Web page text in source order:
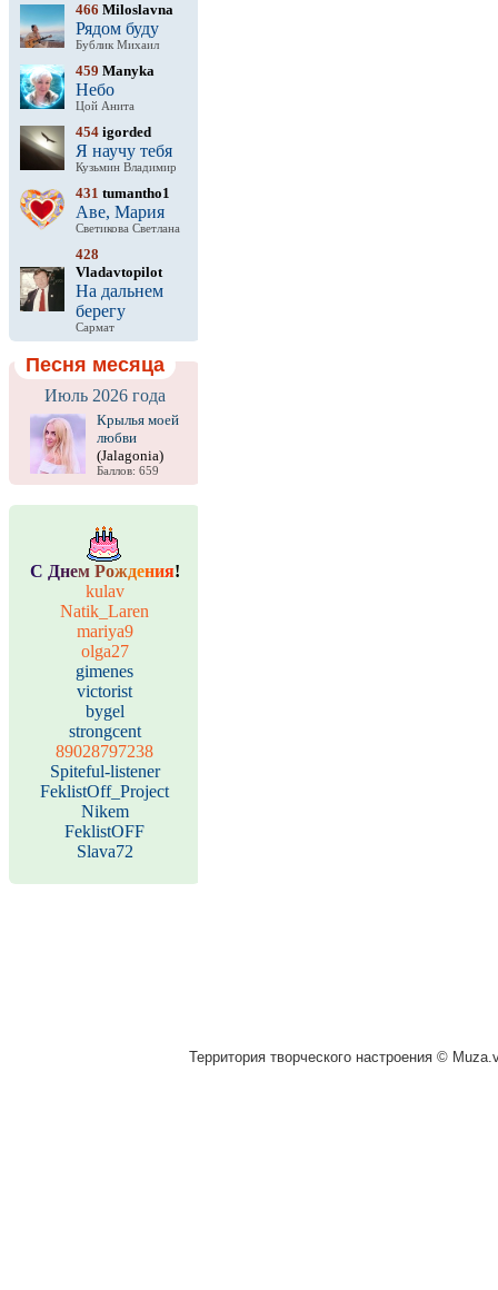
466 Miloslavna
Рядом буду
Бублик Михаил
459 Manyka
Небо
Цой Анита
454 igorded
Я научу тебя
Кузьмин Владимир
431 tumantho1
Аве, Мария
Светикова Светлана
428
Vladavtopilot
На дальнем
берегу
Сармат
Песня месяца
Июль 2026 года
Крылья моей
любви
(Jalagonia)
Баллов: 659
С Днем Рождения!
kulav
Natik_Laren
mariya9
olga27
gimenes
victorist
bygel
strongcent
89028797238
Spiteful-listener
FeklistOff_Project
Nikem
FeklistOFF
Slava72
Территория творческого настроения ©